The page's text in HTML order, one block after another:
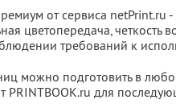
от сервиса netPrint.ru -
цветопередача, четкость
требований к
можно подготовить в
PRINTBOOK.ru для